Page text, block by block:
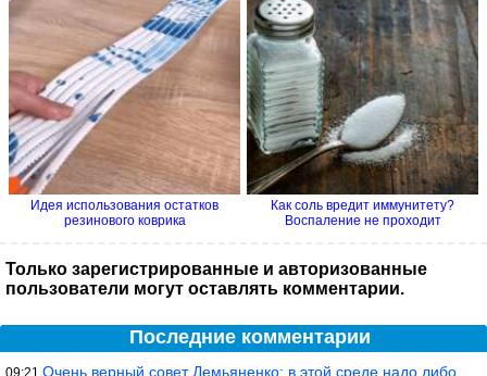
Идея использования остатков
резинового коврика
Как соль вредит иммунитету?
Воспаление не проходит
Только зарегистрированные и авторизованные
пользователи могут оставлять комментарии.
Последние комментарии
09:21 Очень верный совет Демьяненко: в этой среде надо либо иметь зубы